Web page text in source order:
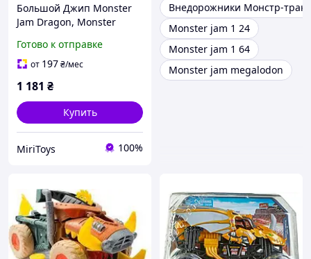
Большой Джип Monster
Jam Dragon, Monster
Монстр Джем Дракон
Готово к отправке
от 197₴/мес
1 181 ₴
Купить
MiriToys 100%
Внедорожники Монстр-трак
Monster jam 1 24
Monster jam 1 64
Monster jam megalodon